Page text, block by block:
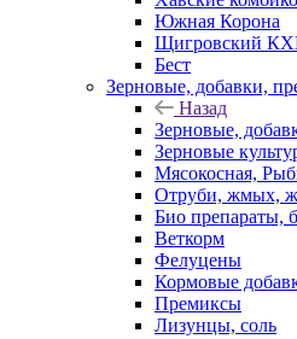
Южная Корона
Щигровский
Бест
Зерновые, добавки,
Назад
Зерновые,
Зерновые
Мясокосная,
Отруби, жмых,
Био препараты,
Веткорм
Фелуцены
Кормовые
Премиксы
Лизунцы, соль